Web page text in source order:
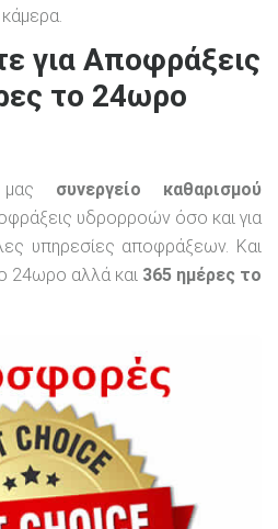
για Αποφράξεις
το 24ωρο
μας συνεργείο καθαρισμού
υδρορροών όσο και για
υπηρεσίες αποφράξεων. Και
24ωρο αλλά και 365 ημέρες το